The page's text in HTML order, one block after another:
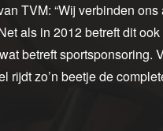
TVM: “Wij verbinden
als in 2012 betreft dit
betreft sportsponsoring.
rijdt zo’n beetje de